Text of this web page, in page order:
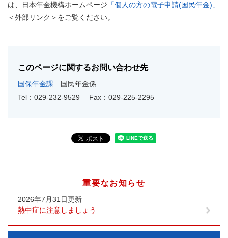
は、日本年金機構ホームページ 「個人の方の電子申請(国民年金)」
＜外部リンク＞ をご覧ください。
このページに関するお問い合わせ先
国保年金課
国民年金係
Tel：029-232-9529
Fax：029-225-2295
重要なお知らせ
2026年7月31日更新
熱中症に注意しましょう